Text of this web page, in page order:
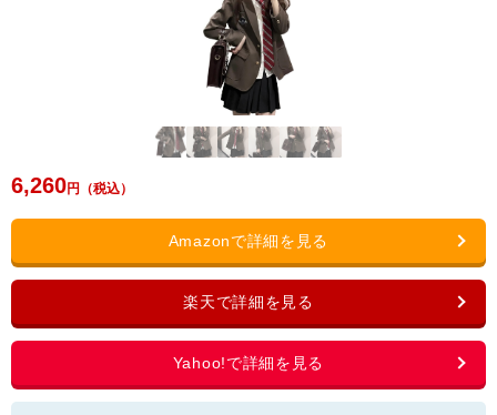
6,260